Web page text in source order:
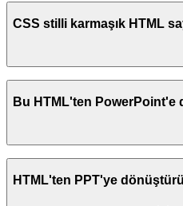
Evet, dönüştürülen PPT dosyası
CSS stilli karmaşık HTML
HTML sayfası standart içerik
Bu HTML'ten
Evet, Dokie AI'ın HTML'ten
HTML'ten PPT'ye